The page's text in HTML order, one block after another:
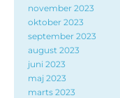
november 2023
oktober 2023
september 2023
august 2023
juni 2023
maj 2023
marts 2023